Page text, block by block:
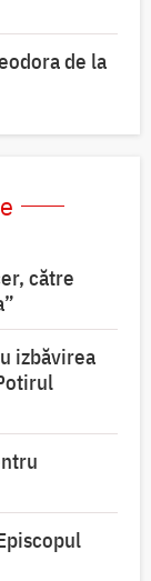
de la
către
izbăvirea